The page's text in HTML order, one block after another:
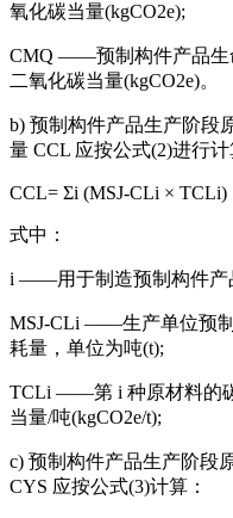
氧化碳当量(kgCO2e);
CMQ ——预制构件产品生
二氧化碳当量(kgCO2e)。
b) 预制构件产品生产阶段
量 CCL 应按公式(2)进行计
CCL= Σi (MSJ-CLi × TCLi)
式中：
i ——用于制造预制构件产
MSJ-CLi ——生产单位预
耗量，单位为吨(t);
TCLi ——第 i 种原材料的
当量/吨(kgCO2e/t);
c) 预制构件产品生产阶段
CYS 应按公式(3)计算：